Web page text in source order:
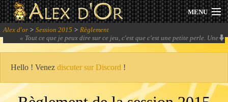
MENU
Actualités
Archives
Alex d'or > Session 2015 > Règlement
« Tout ce que je peux dire sur ce jeu, c'est que c'est une petite perle. Une
bonne tranche de rigolade sur un pain frais de gameplay.
Hello ! Venez discuter sur Discord !